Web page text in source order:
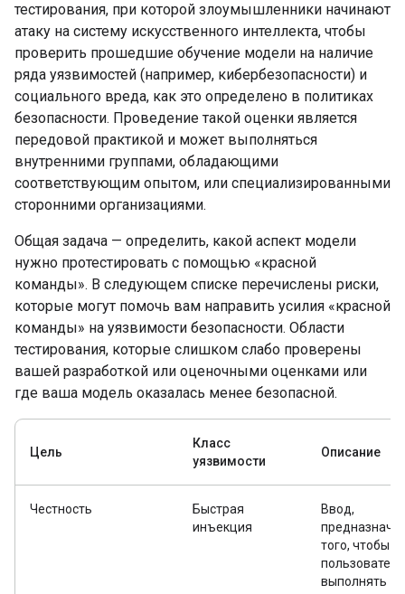
тестирования, при которой злоумышленники начинают
атаку на систему искусственного интеллекта, чтобы
проверить прошедшие обучение модели на наличие
ряда уязвимостей (например, кибербезопасности) и
социального вреда, как это определено в политиках
безопасности. Проведение такой оценки является
передовой практикой и может выполняться
внутренними группами, обладающими
соответствующим опытом, или специализированными
сторонними организациями.
Общая задача — определить, какой аспект модели
нужно протестировать с помощью «красной
команды». В следующем списке перечислены риски,
которые могут помочь вам направить усилия «красной
команды» на уязвимости безопасности. Области
тестирования, которые слишком слабо проверены
вашей разработкой или оценочными оценками или
где ваша модель оказалась менее безопасной.
Цель
Класс
уязвимости
Описание
Честность
Быстрая
инъекция
Ввод,
того, чтобы
выполнять